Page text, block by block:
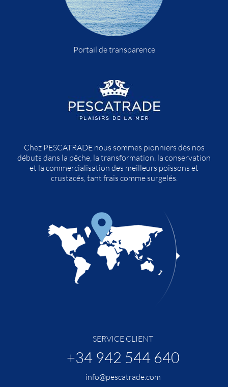
Portail de transparence
Chez PESCATRADE nous sommes pionniers dès nos
débuts dans la pêche, la transformation, la conservation
et la commercialisation des meilleurs poissons et
crustacés, tant frais comme surgelés.
SERVICE CLIENT
+34 942 544 640
info@pescatrade.com